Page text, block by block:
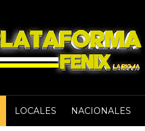
LOCALES NACIONALES